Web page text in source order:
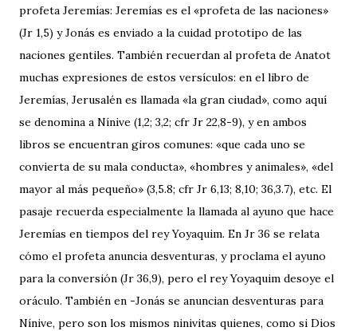
profeta Jeremías: Jeremías es el «profeta de las naciones»
(Jr 1,5) y Jonás es enviado a la cuidad prototipo de las
naciones gentiles. También recuerdan al profeta de Anatot
muchas expresiones de estos versículos: en el libro de
Jeremías, Jerusalén es llamada «la gran ciudad», como aquí
se denomina a Nínive (1,2; 3,2; cfr Jr 22,8-9), y en ambos
libros se encuentran giros comunes: «que cada uno se
convierta de su mala conducta», «hombres y animales», «del
mayor al más pequeño» (3,5.8; cfr Jr 6,13; 8,10; 36,3.7), etc. El
pasaje recuerda especialmente la llamada al ayuno que hace
Jeremías en tiempos del rey Yoyaquim. En Jr 36 se relata
cómo el profeta anuncia desventuras, y proclama el ayuno
para la conversión (Jr 36,9), pero el rey Yoyaquim desoye el
oráculo. También en -Jonás se anuncian desventuras para
Nínive, pero son los mismos ninivitas quienes, como si Dios